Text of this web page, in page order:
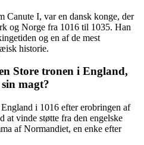
Canute I, var en dansk konge, der
og Norge fra 1016 til 1035. Han
og en af de mest
historie.
Store tronen i England,
magt?
i 1016 efter erobringen af
at vinde støtte fra den engelske
af Normandiet, en enke efter